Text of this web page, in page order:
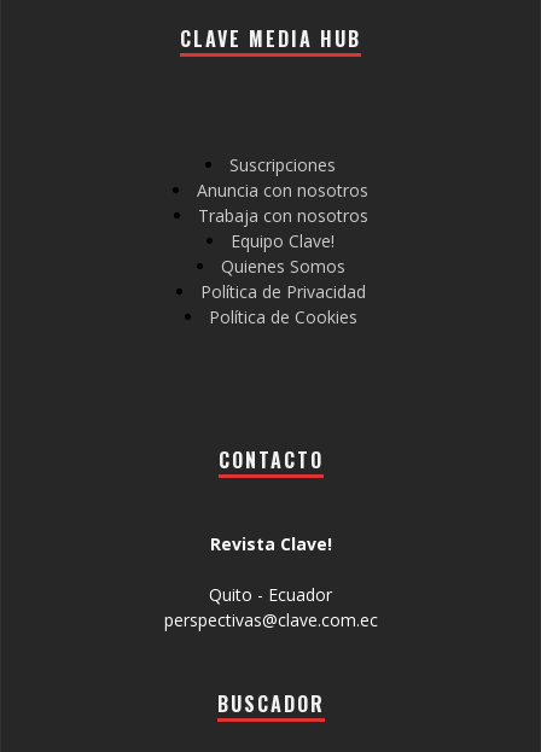
CLAVE MEDIA HUB
Suscripciones
Anuncia con nosotros
Trabaja con nosotros
Equipo Clave!
Quienes Somos
Política de Privacidad
Política de Cookies
CONTACTO
Revista Clave!
Quito - Ecuador
perspectivas@clave.com.ec
BUSCADOR